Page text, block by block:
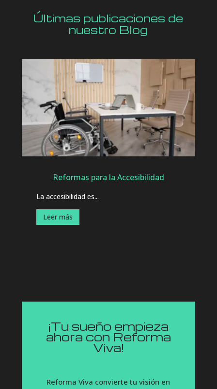
Últimas publicaciones de
nuestro Blog
Reformas para la Accesibilidad
La accesibilidad es...
Leer más
¡Tu sueño empieza
ahora con Reforma
Viva!
Reforma Viva convierte tu visión en